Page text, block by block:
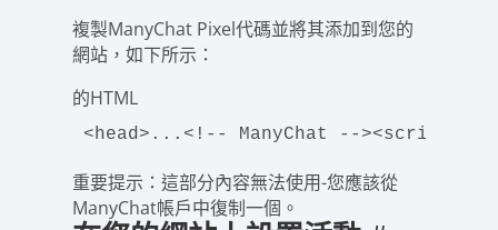
複製ManyChat Pixel代碼並將其添加到您的
網站，如下所示：
的HTML
<head> ... <!-- ManyChat --><script
重要提示 ：這部分內容無法使用-您應該從
ManyChat帳戶中復制一個。